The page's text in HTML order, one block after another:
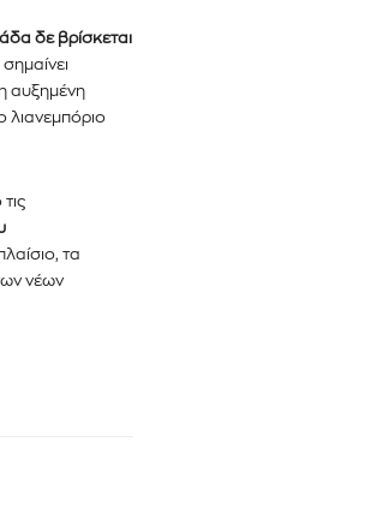
δε βρίσκεται
αυξημένη
λιανεμπόριο
τα
νέων